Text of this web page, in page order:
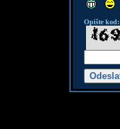
Opište kod: